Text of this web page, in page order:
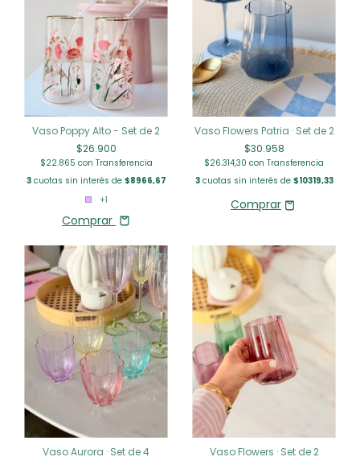
Vaso Poppy Alto - Set de 2
$26.900
$22.865 con Transferencia
3cuotas sin interés de $8966,67
+1
Comprar
Vaso Flowers Patria · Set de 2
$30.958
$26.314,30 con Transferencia
3cuotas sin interés de $10319,33
Vaso Aurora · Set de 4
Vaso Flowers · Set de 2